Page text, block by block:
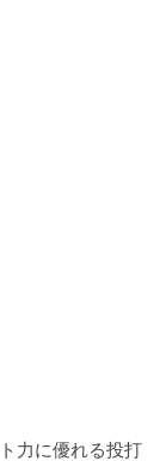
力に優れる投打